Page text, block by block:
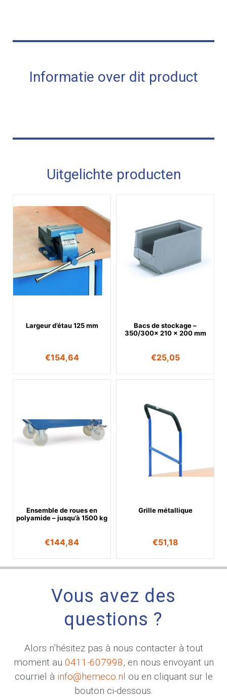
Informatie over dit product
Uitgelichte producten
Largeur d’étau 125 mm
€154,64
Bacs de stockage –
350/300x 210 x 200 mm
€25,05
Ensemble de roues en
polyamide – jusqu’à 1500 kg
€144,84
Grille métallique
€51,18
Vous avez des
questions ?
Alors n’hésitez pas à nous contacter à tout
moment au 0411-607998, en nous envoyant un
courriel à info@hemeco.nl ou en cliquant sur le
bouton ci-dessous.